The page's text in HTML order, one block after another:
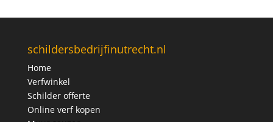
schildersbedrijfinutrecht.nl
Home
Verfwinkel
Schilder offerte
Online verf kopen